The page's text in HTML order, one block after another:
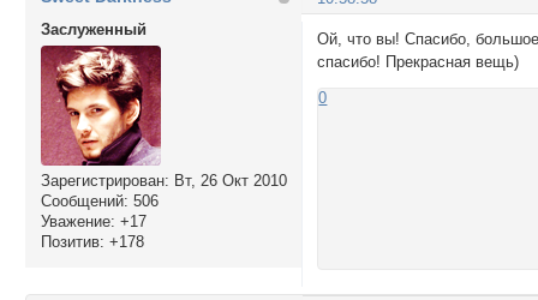
Заслуженный
Зарегистрирован: Вт, 26 Окт 2010
Сообщений: 506
Уважение: +17
Позитив: +178
Ой, что вы! Спасибо,
спасибо! Прекрасная вещь)
0